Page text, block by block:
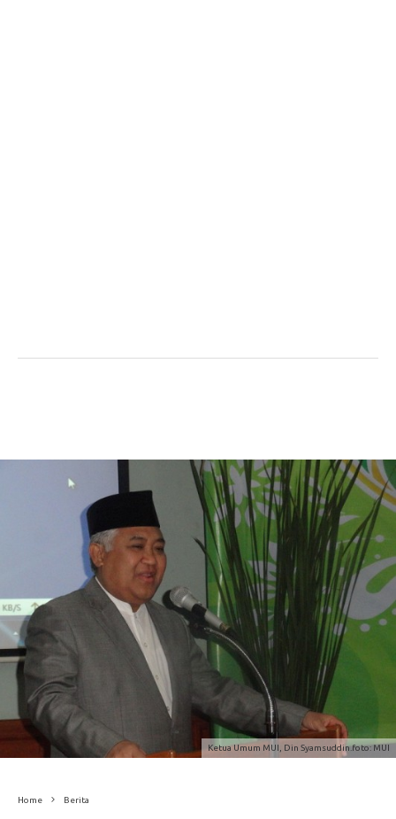
Ketua Umum MUI, Din Syamsuddin.foto: MUI
Home Berita